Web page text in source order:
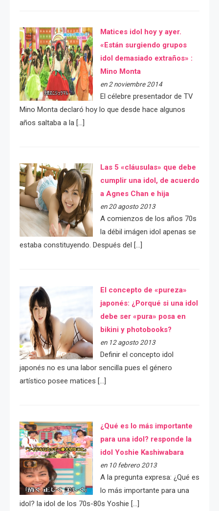
Matices idol hoy y ayer.
«Están surgiendo grupos
idol demasiado extraños» :
Mino Monta
en 2 noviembre 2014
El célebre presentador de TV
Mino Monta declaró hoy lo que desde hace algunos
años saltaba a la […]
Las 5 «cláusulas» que debe
cumplir una idol, de acuerdo
a Agnes Chan e hija
en 20 agosto 2013
A comienzos de los años 70s
la débil imágen idol apenas se
estaba constituyendo. Después del […]
El concepto de «pureza»
japonés: ¿Porqué si una idol
debe ser «pura» posa en
bikini y photobooks?
en 12 agosto 2013
Definir el concepto idol
japonés no es una labor sencilla pues el género
artístico posee matices […]
¿Qué es lo más importante
para una idol? responde la
idol Yoshie Kashiwabara
en 10 febrero 2013
A la pregunta expresa: ¿Qué es
lo más importante para una
idol? la idol de los 70s-80s Yoshie […]